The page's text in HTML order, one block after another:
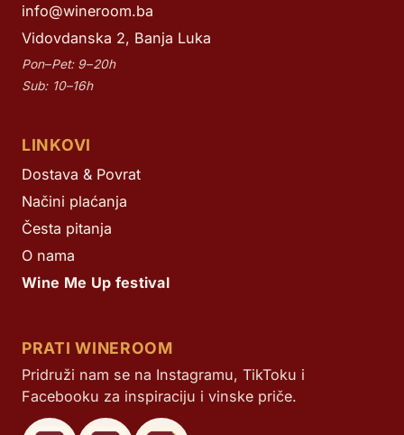
info@wineroom.ba
Vidovdanska 2, Banja Luka
Pon–Pet: 9–20h
Sub: 10–16h
LINKOVI
Dostava & Povrat
Načini plaćanja
Česta pitanja
O nama
Wine Me Up festival
PRATI WINEROOM
Pridruži nam se na Instagramu, TikToku i
Facebooku za inspiraciju i vinske priče.